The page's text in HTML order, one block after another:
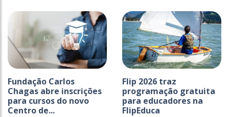
Fundação Carlos
Chagas abre inscrições
para cursos do novo
Centro de...
Flip 2026 traz
programação gratuita
para educadores na
FlipEduca